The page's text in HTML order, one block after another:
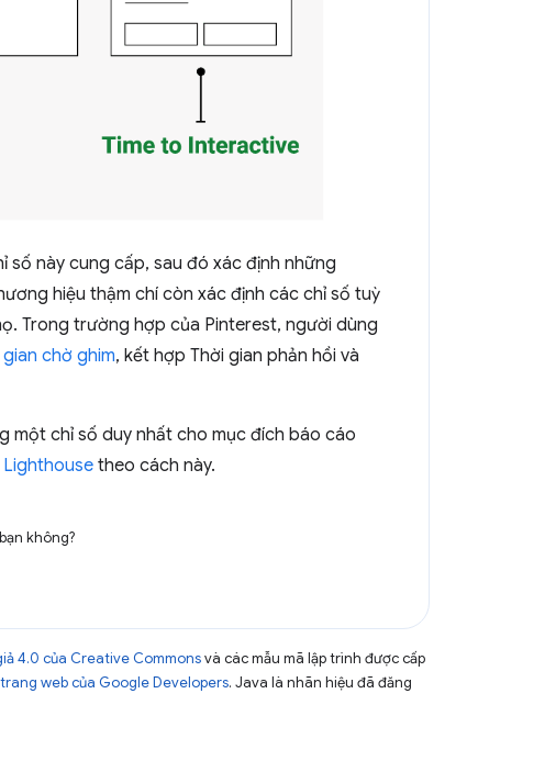
này cung cấp, sau đó xác định những
hiệu thậm chí còn xác định các chỉ số tuỳ
Trong trường hợp của Pinterest, người dùng
chờ ghim, kết hợp Thời gian phản hồi và
một chỉ số duy nhất cho mục đích báo cáo
theo cách này.
không?
4.0 của Creative Commonsvà các mẫu mã lập trình được cấp
web của Google Developers. Java là nhãn hiệu đã đăng